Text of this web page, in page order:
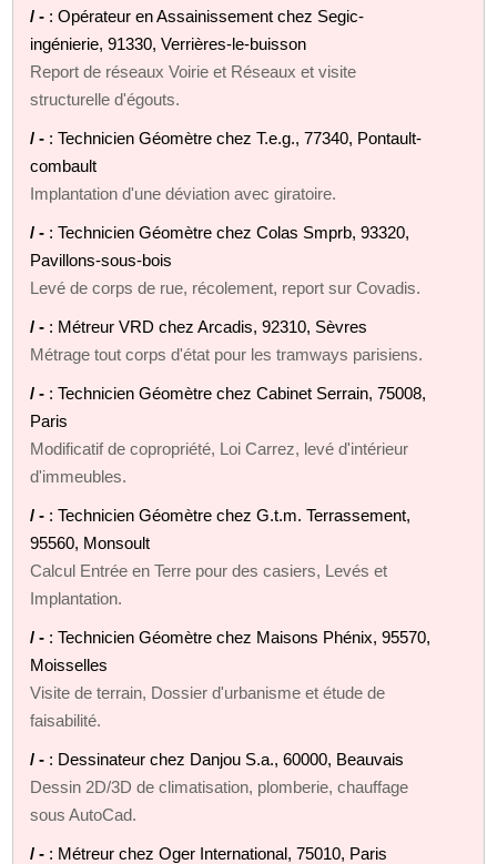
/ - : Opérateur en Assainissement chez Segic-
ingénierie, 91330, Verrières-le-buisson
Report de réseaux Voirie et Réseaux et visite
structurelle d'égouts.
/ - : Technicien Géomètre chez T.e.g., 77340, Pontault-
combault
Implantation d'une déviation avec giratoire.
/ - : Technicien Géomètre chez Colas Smprb, 93320,
Pavillons-sous-bois
Levé de corps de rue, récolement, report sur Covadis.
/ - : Métreur VRD chez Arcadis, 92310, Sèvres
Métrage tout corps d'état pour les tramways parisiens.
/ - : Technicien Géomètre chez Cabinet Serrain, 75008,
Paris
Modificatif de copropriété, Loi Carrez, levé d'intérieur
d'immeubles.
/ - : Technicien Géomètre chez G.t.m. Terrassement,
95560, Monsoult
Calcul Entrée en Terre pour des casiers, Levés et
Implantation.
/ - : Technicien Géomètre chez Maisons Phénix, 95570,
Moisselles
Visite de terrain, Dossier d'urbanisme et étude de
faisabilité.
/ - : Dessinateur chez Danjou S.a., 60000, Beauvais
Dessin 2D/3D de climatisation, plomberie, chauffage
sous AutoCad.
/ - : Métreur chez Oger International, 75010, Paris